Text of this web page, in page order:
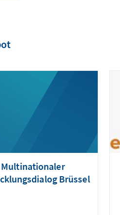
Multinationaler
Brüssel